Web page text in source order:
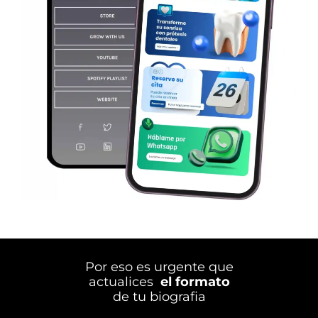
Por eso es urgente que
actualices el formato
de tu biografia